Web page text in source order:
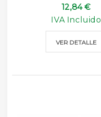
12,84 €
IVA Incluido
VER DETALLE